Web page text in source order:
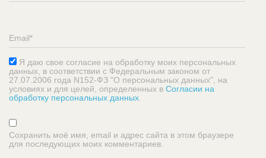
Я даю свое согласие на обработку моих персональных
данных, в соответствии с Федеральным законом от
27.07.2006 года N152-ФЗ "О персональных данных", на
условиях и для целей, определенных в Согласии на
обработку персональных данных.
Сохранить моё имя, email и адрес сайта в этом браузере
для последующих моих комментариев.